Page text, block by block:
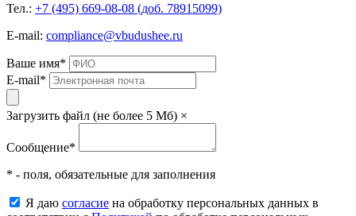
Тел.: +7 (495) 669-08-08 (доб. 78915099)
E-mail: compliance@vbudushee.ru
Ваше имя*
E-mail*
Загрузить файл (не более 5 Мб) ×
Сообщение*
* - поля, обязательные для заполнения
Я даю согласие на обработку персональных данных в